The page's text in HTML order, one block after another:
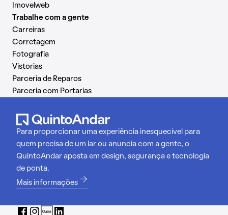
Imovelweb
Trabalhe com a gente
Carreiras
Corretagem
Fotografia
Vistorias
Parceria de Reparos
Parceria com Portarias
Para proporcionar uma experiência inesquecível para
quem precisa de um lar ou anuncia com a gente, o
QuintoAndar aposta em design, segurança e tecnologia
de ponta.
Mais informações